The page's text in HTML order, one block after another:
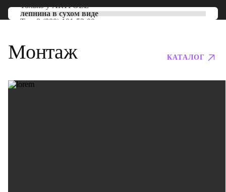
Только уARTPOLE
лепнина в сухом виде
Тел: 8 (800) 101-53-00
Монтаж КАТАЛОГ